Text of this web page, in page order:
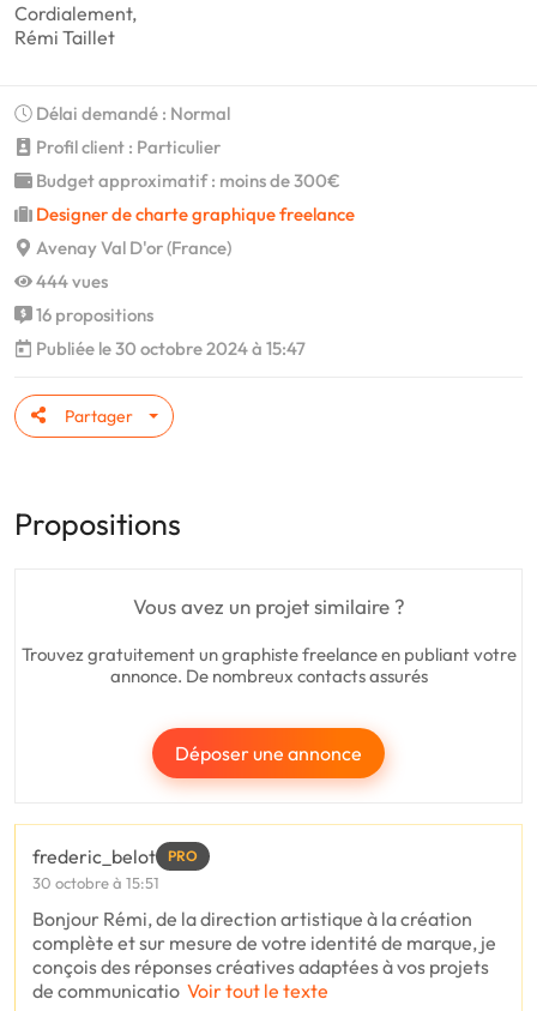
Cordialement,
Rémi Taillet
Délai demandé : Normal
Profil client : Particulier
Budget approximatif : moins de 300€
Designer de charte graphique freelance
Avenay Val D'or (France)
444 vues
16 propositions
Publiée le 30 octobre 2024 à 15:47
Partager
Propositions
Vous avez un projet similaire ?
Trouvez gratuitement un graphiste freelance en publiant votre
annonce. De nombreux contacts assurés
Déposer une annonce
frederic_belot PRO
30 octobre à 15:51
Bonjour Rémi, de la direction artistique à la création
complète et sur mesure de votre identité de marque, je
conçois des réponses créatives adaptées à vos projets
de communicatio Voir tout le texte